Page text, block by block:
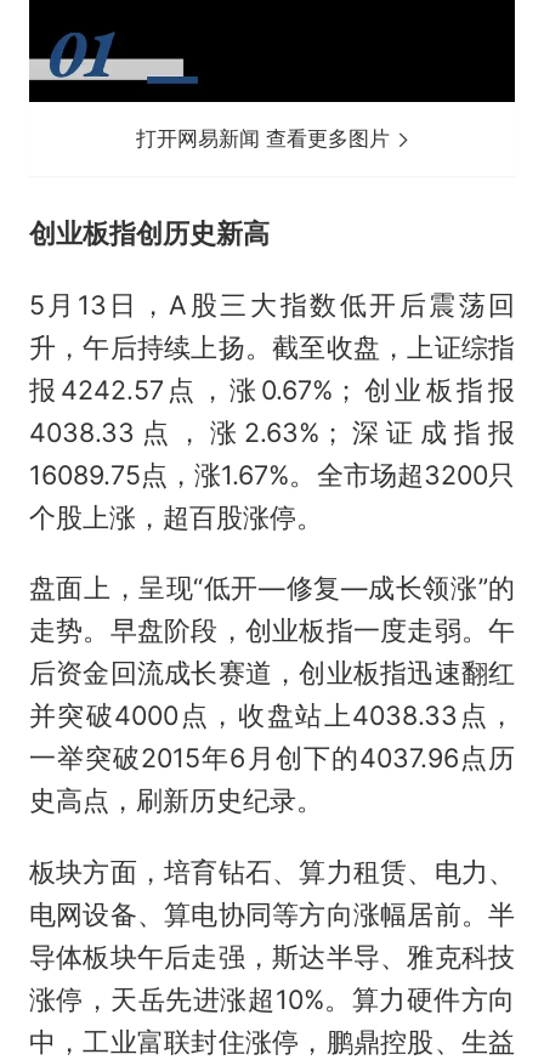
打开网易新闻 查看更多图片
创业板指创历史新高
5月13日，A股三大指数低开后震荡回
升，午后持续上扬。截至收盘，上证综指
报4242.57点，涨0.67%；创业板指报
4038.33点，涨2.63%；深证成指报
16089.75点，涨1.67%。全市场超3200只
个股上涨，超百股涨停。
盘面上，呈现“低开—修复—成长领涨”的
走势。早盘阶段，创业板指一度走弱。午
后资金回流成长赛道，创业板指迅速翻红
并突破4000点，收盘站上4038.33点，
一举突破2015年6月创下的4037.96点历
史高点，刷新历史纪录。
板块方面，培育钻石、算力租赁、电力、
电网设备、算电协同等方向涨幅居前。半
导体板块午后走强，斯达半导、雅克科技
涨停，天岳先进涨超10%。算力硬件方向
中，工业富联封住涨停，鹏鼎控股、生益